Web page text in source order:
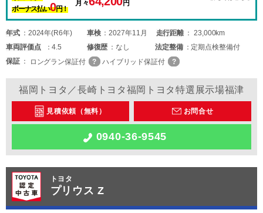
ボーナス払い0円！
月々 円
年式 2024年(R6年) 車検 2027年11月 走行距離
23,000km
車両評価点 4.5 修復歴 なし 法定整備
定期点検整備付
保証
ロングラン保証付 ハイブリッド保証付
福岡トヨタ／長崎トヨタ福岡トヨタ特選展示場福津
見積依頼（無料） お問合せ
0940-36-9545
トヨタ
プリウス Z